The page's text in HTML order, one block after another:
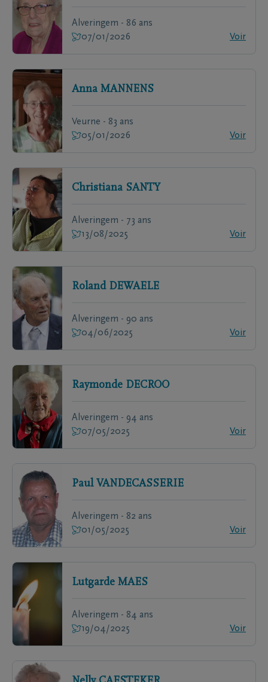
Alveringem - 86 ans
07/01/2026
Voir
Anna MANNENS
Veurne - 83 ans
05/01/2026
Voir
Christiana SANTY
Alveringem - 73 ans
13/08/2025
Voir
Roland DEWAELE
Alveringem - 90 ans
04/06/2025
Voir
Raymonde DECROO
Alveringem - 94 ans
07/05/2025
Voir
Paul VANDECASSERIE
Alveringem - 82 ans
01/05/2025
Voir
Lutgarde MAES
Alveringem - 84 ans
19/04/2025
Voir